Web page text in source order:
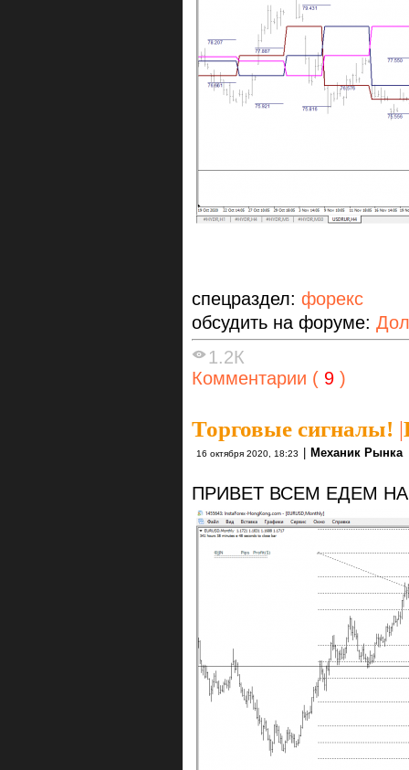
спецраздел: форекс
обсудить на форуме:
1.2К
Комментарии ( 9 )
Торговые сигналы! |
16 октября 2020, 18:23 Механик Рынка
ПРИВЕТ ВСЕМ ЕДЕМ НА